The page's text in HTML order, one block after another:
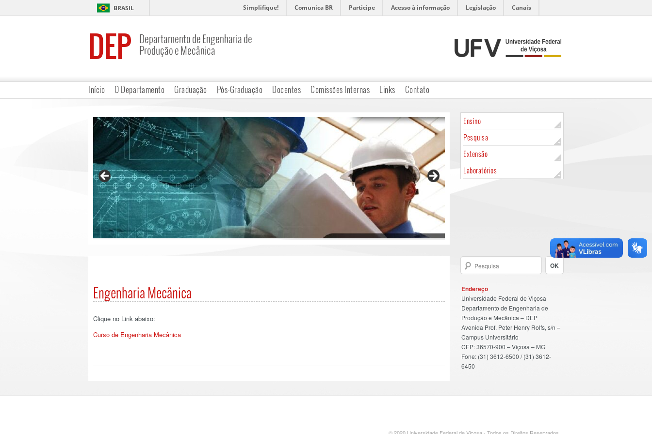
BRASIL Simplifique! Comunica BR Participe Acesso à informação Legislação Canais
DEP
Departamento de Engenharia de
Produção e Mecânica
Início O Departamento Graduação Pós-Graduação Docentes Comissões Internas Links Contato
Ensino
Pesquisa
Extensão
Laboratórios
Endereço
Universidade Federal de Viçosa
Departamento de Engenharia de
Produção e Mecânica – DEP
Avenida Prof. Peter Henry Rolfs, s/n –
Campus Universitário
CEP: 36570-900 – Viçosa – MG
Fone: (31) 3612-6500 / (31) 3612-
6450
Engenharia Mecânica
Clique no Link abaixo:
Curso de Engenharia Mecânica